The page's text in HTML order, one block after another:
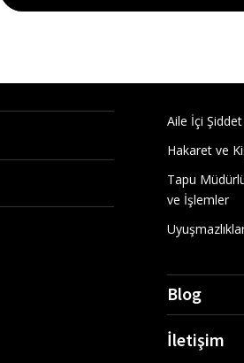
Aile İçi
Hakaret ve
Tapu
ve İşlemler
Blog
İletişim